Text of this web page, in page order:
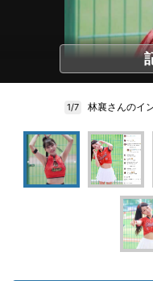
1/7 林襄さんのイ